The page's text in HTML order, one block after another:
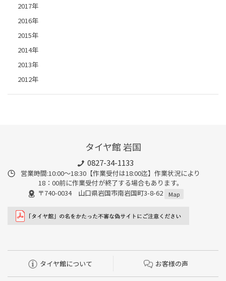
2017年
2016年
2015年
2014年
2013年
2012年
タイヤ館 岩国
0827-34-1133
営業時間:10:00〜18:30【作業受付は18:00迄】作業状況により
18：00前に作業受付が終了する場合もあります。
〒740-0034 山口県岩国市南岩国町3-8-62
Map
タイヤ館について お客様の声